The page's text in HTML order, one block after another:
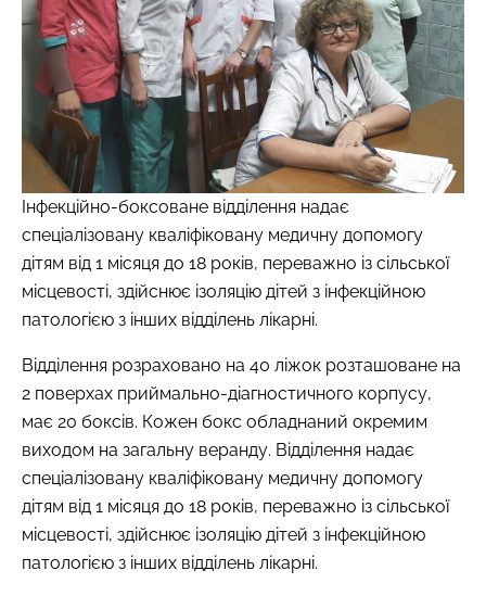
Інфекційно-боксоване відділення надає
спеціалізовану кваліфіковану медичну допомогу
дітям від 1 місяця до 18 років, переважно із сільської
місцевості, здійснює ізоляцію дітей з інфекційною
патологією з інших відділень лікарні.
Відділення розраховано на 40 ліжок розташоване на
2 поверхах приймально-діагностичного корпусу,
має 20 боксів. Кожен бокс обладнаний окремим
виходом на загальну веранду. Відділення надає
спеціалізовану кваліфіковану медичну допомогу
дітям від 1 місяця до 18 років, переважно із сільської
місцевості, здійснює ізоляцію дітей з інфекційною
патологією з інших відділень лікарні.